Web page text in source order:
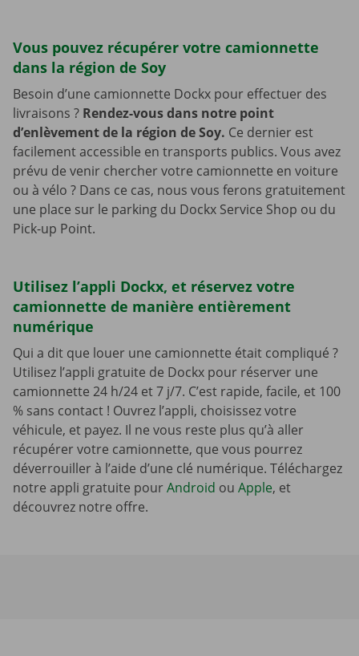
Vous pouvez récupérer votre camionnette
dans la région de Soy
Besoin d’une camionnette Dockx pour effectuer des
livraisons ? Rendez-vous dans notre point
d’enlèvement de la région de Soy. Ce dernier est
facilement accessible en transports publics. Vous avez
prévu de venir chercher votre camionnette en voiture
ou à vélo ? Dans ce cas, nous vous ferons gratuitement
une place sur le parking du Dockx Service Shop ou du
Pick-up Point.
Utilisez l’appli Dockx, et réservez votre
camionnette de manière entièrement
numérique
Qui a dit que louer une camionnette était compliqué ?
Utilisez l’appli gratuite de Dockx pour réserver une
camionnette 24 h/24 et 7 j/7. C’est rapide, facile, et 100
% sans contact ! Ouvrez l’appli, choisissez votre
véhicule, et payez. Il ne vous reste plus qu’à aller
récupérer votre camionnette, que vous pourrez
déverrouiller à l’aide d’une clé numérique. Téléchargez
notre appli gratuite pourAndroid ou Apple, et
découvrez notre offre.